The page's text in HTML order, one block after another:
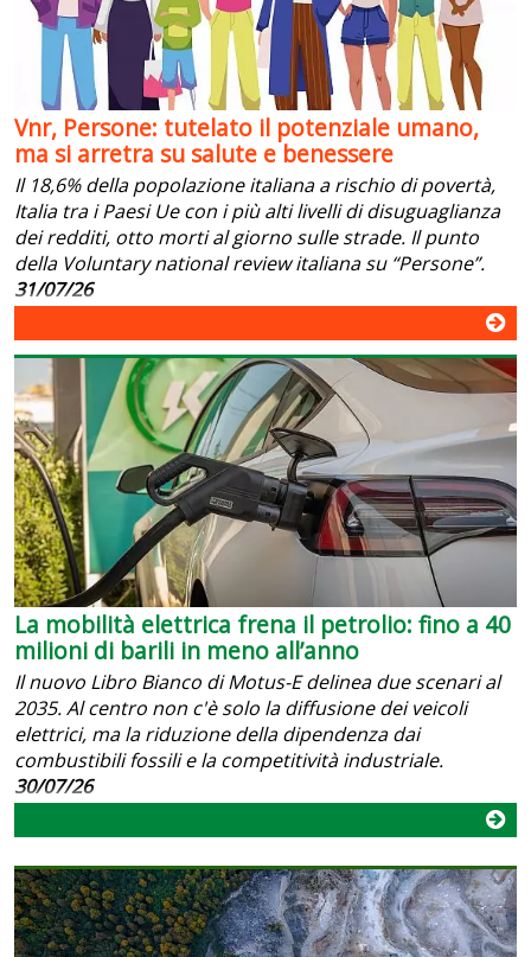
Vnr, Persone: tutelato il potenziale umano,
ma si arretra su salute e benessere
Il 18,6% della popolazione italiana a rischio di povertà,
Italia tra i Paesi Ue con i più alti livelli di disuguaglianza
dei redditi, otto morti al giorno sulle strade. Il punto
della Voluntary national review italiana su “Persone”.
31/07/26
La mobilità elettrica frena il petrolio: fino a 40
milioni di barili in meno all’anno
Il nuovo Libro Bianco di Motus-E delinea due scenari al
2035. Al centro non c'è solo la diffusione dei veicoli
elettrici, ma la riduzione della dipendenza dai
combustibili fossili e la competitività industriale.
30/07/26